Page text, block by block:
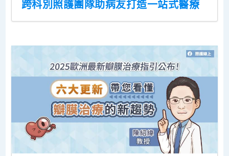
跨科別照護團隊助病友打造一站式醫療